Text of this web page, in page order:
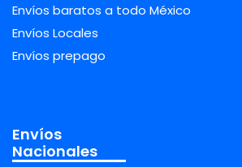
Envíos baratos a todo México
Envíos Locales
Envíos prepago
Envíos
Nacionales